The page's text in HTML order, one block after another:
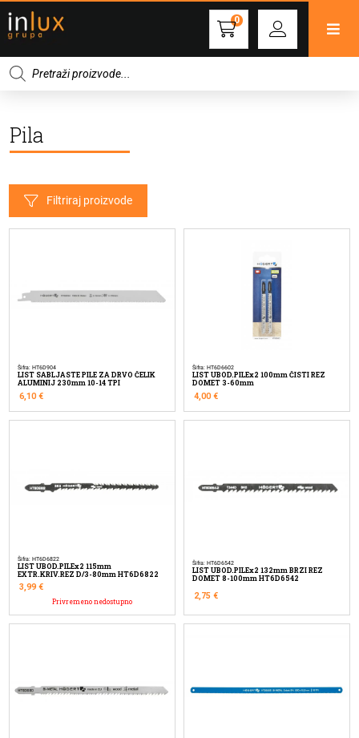
0
Products
search
Pila
Filtriraj proizvode
Šifra: HT6D904
LIST SABLJASTE PILE ZA DRVO ČELIK
ALUMINIJ 230mm 10-14 TPI
6,10€
Šifra: HT6D6602
LIST UBOD.PILEx2 100mm ČISTI REZ
DOMET 3-60mm
4,00€
Šifra: HT6D6822
LIST UBOD.PILEx2 115mm
EXTR.KRIV.REZ D/3-80mm HT6D6822
3,99€
Privremeno nedostupno
Šifra: HT6D6542
LIST UBOD.PILEx2 132mm BRZI REZ
DOMET 8-100mm HT6D6542
2,75 €